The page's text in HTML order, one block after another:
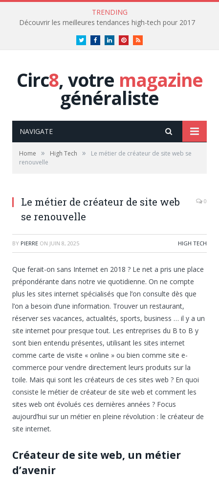
TRENDING
Découvrir les meilleures tendances high-tech pour 2017
TwitterFacebookLinkedInPinterestRSS
Circ8, votre magazine
généraliste
NAVIGATE
Home » High Tech »
Le métier de créateur de site web se
renouvelle
Le métier de créateur de site web
se renouvelle
0
BY PIERRE ON JUIN 8, 2025 HIGH TECH
Que ferait-on sans Internet en 2018 ? Le net a pris une place
prépondérante dans notre vie quotidienne. On ne compte
plus les sites internet spécialisés que l’on consulte dès que
l’on a besoin d’une information. Trouver un restaurant,
réserver ses vacances, actualités, sports, business … il y a un
site internet pour presque tout. Les entreprises du B to B y
sont bien entendu présentes, utilisant les sites internet
comme carte de visite « online » ou bien comme site e-
commerce pour vendre directement leurs produits sur la
toile. Mais qui sont les créateurs de ces sites web ? En quoi
consiste le métier de créateur de site web et comment les
sites web ont évolués ces dernières années ? Focus
aujourd’hui sur un métier en pleine révolution : le créateur de
site internet.
Créateur de site web, un métier
d’avenir